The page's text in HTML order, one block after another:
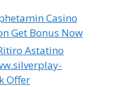
Casino
Get Bonus Now
Astatino
Offer